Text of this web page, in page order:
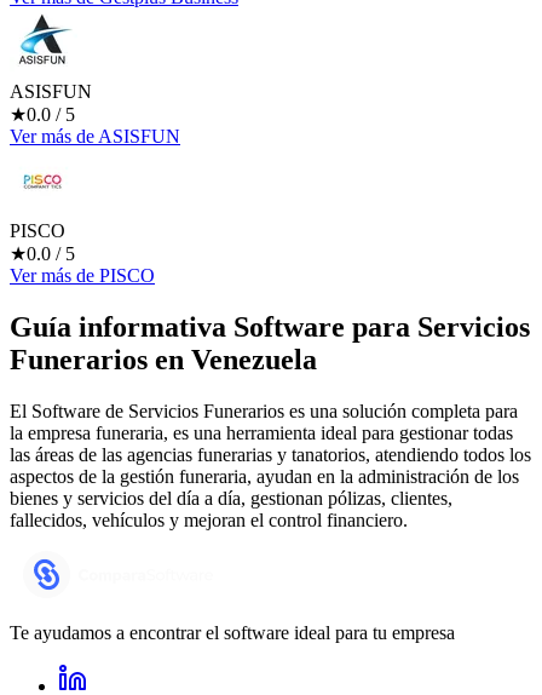
ASISFUN
★0.0 / 5
Ver más de ASISFUN
PISCO
★0.0 / 5
Ver más de PISCO
Guía informativa Software para Servicios
Funerarios en Venezuela
El Software de Servicios Funerarios es una solución completa para
la empresa funeraria, es una herramienta ideal para gestionar todas
las áreas de las agencias funerarias y tanatorios, atendiendo todos los
aspectos de la gestión funeraria, ayudan en la administración de los
bienes y servicios del día a día, gestionan pólizas, clientes,
fallecidos, vehículos y mejoran el control financiero.
Te ayudamos a encontrar el software ideal para tu empresa